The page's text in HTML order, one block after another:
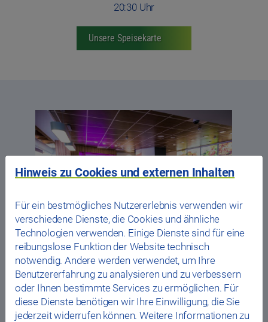
20:30 Uhr
Unsere Speisekarte
Hinweis zu Cookies und externen Inhalten
Für ein bestmögliches Nutzererlebnis verwenden wir
verschiedene Dienste, die Cookies und ähnliche
Technologien verwenden. Einige Dienste sind für eine
reibungslose Funktion der Website technisch
notwendig. Andere werden verwendet, um Ihre
Benutzererfahrung zu analysieren und zu verbessern
oder Ihnen bestimmte Services zu ermöglichen. Für
diese Dienste benötigen wir Ihre Einwilligung, die Sie
jederzeit widerrufen können. Weitere Informationen zu